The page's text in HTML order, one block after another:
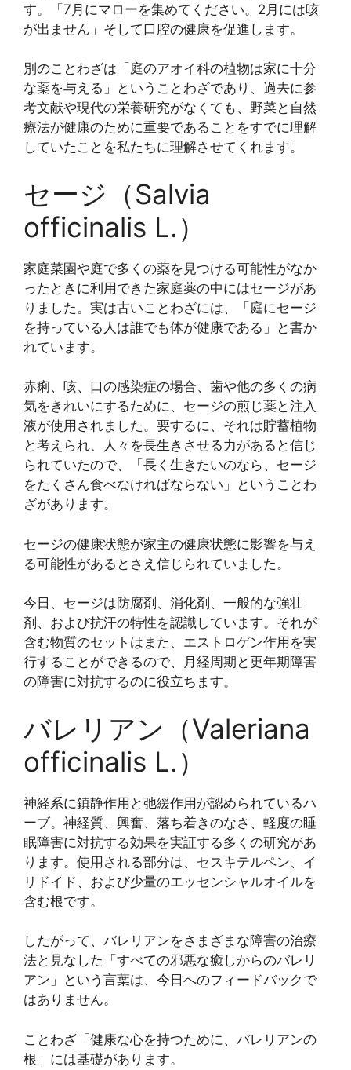
す。「7月にマローを集めてください。2月には咳
が出ません」そして口腔の健康を促進します。
別のことわざは「庭のアオイ科の植物は家に十分
な薬を与える」ということわざであり、過去に参
考文献や現代の栄養研究がなくても、野菜と自然
療法が健康のために重要であることをすでに理解
していたことを私たちに理解させてくれます。
セージ（Salvia
officinalis L.）
家庭菜園や庭で多くの薬を見つける可能性がなか
ったときに利用できた家庭薬の中にはセージがあ
りました。実は古いことわざには、「庭にセージ
を持っている人は誰でも体が健康である」と書か
れています。
赤痢、咳、口の感染症の場合、歯や他の多くの病
気をきれいにするために、セージの煎じ薬と注入
液が使用されました。要するに、それは貯蓄植物
と考えられ、人々を長生きさせる力があると信じ
られていたので、「長く生きたいのなら、セージ
をたくさん食べなければならない」ということわ
ざがあります。
セージの健康状態が家主の健康状態に影響を与え
る可能性があるとさえ信じられていました。
今日、セージは防腐剤、消化剤、一般的な強壮
剤、および抗汗の特性を認識しています。それが
含む物質のセットはまた、エストロゲン作用を実
行することができるので、月経周期と更年期障害
の障害に対抗するのに役立ちます。
バレリアン（Valeriana
officinalis L.）
神経系に鎮静作用と弛緩作用が認められているハ
ーブ。神経質、興奮、落ち着きのなさ、軽度の睡
眠障害に対抗する効果を実証する多くの研究があ
ります。使用される部分は、セスキテルペン、イ
リドイド、および少量のエッセンシャルオイルを
含む根です。
したがって、バレリアンをさまざまな障害の治療
法と見なした「すべての邪悪な癒しからのバレリ
アン」という言葉は、今日へのフィードバックで
はありません。
ことわざ「健康な心を持つために、バレリアンの
根」には基礎があります。